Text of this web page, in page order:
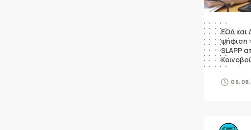
ΕΟΔ και
ψήφιση
SLAPP